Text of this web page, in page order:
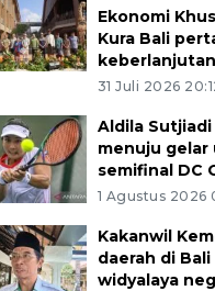
Ekonomi
Kura Bali
keberlanjutan
31 Juli 2026
Aldila
menuju gelar
semifinal DC
1 Agustus 2026
Kakanwil
daerah di
widyalaya